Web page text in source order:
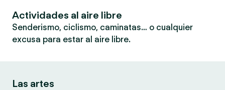
Actividades al aire libre
Senderismo, ciclismo, caminatas… o cualquier
excusa para estar al aire libre.
Las artes